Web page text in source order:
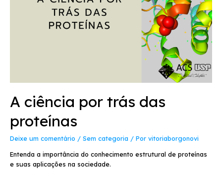
A ciência por trás das
proteínas
Deixe um comentário / Sem categoria / Por vitoriaborgonovi
Entenda a importância do conhecimento estrutural de proteínas
e suas aplicações na sociedade.